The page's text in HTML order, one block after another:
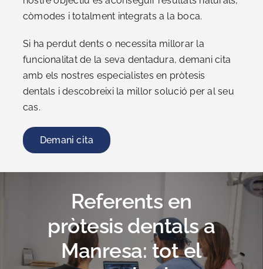
còmodes i totalment integrats a la boca.
Si ha perdut dents o necessita millorar la
funcionalitat de la seva dentadura, demani cita
amb els nostres especialistes en pròtesis
dentals i descobreixi la millor solució per al seu
cas.
Demani cita
Referents en
pròtesis dentals a
Manresa: tot el